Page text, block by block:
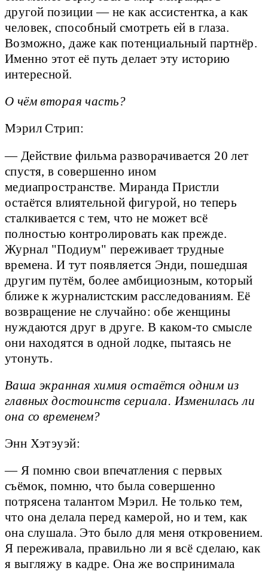
другой позиции — не как ассистентка, а как
человек, способный смотреть ей в глаза.
Возможно, даже как потенциальный партнёр.
Именно этот её путь делает эту историю
интересной.
О чём вторая часть?
Мэрил Стрип:
— Действие фильма разворачивается 20 лет
спустя, в совершенно ином
медиапространстве. Миранда Пристли
остаётся влиятельной фигурой, но теперь
сталкивается с тем, что не может всё
полностью контролировать как прежде.
Журнал "Подиум" переживает трудные
времена. И тут появляется Энди, пошедшая
другим путём, более амбициозным, который
ближе к журналистским расследованиям. Её
возвращение не случайно: обе женщины
нуждаются друг в друге. В каком-то смысле
они находятся в одной лодке, пытаясь не
утонуть.
Ваша экранная химия остаётся одним из
главных достоинств сериала. Изменилась ли
она со временем?
Энн Хэтэуэй:
— Я помню свои впечатления с первых
съёмок, помню, что была совершенно
потрясена талантом Мэрил. Не только тем,
что она делала перед камерой, но и тем, как
она слушала. Это было для меня откровением.
Я переживала, правильно ли я всё сделаю, как
я выгляжу в кадре. Она же воспринимала